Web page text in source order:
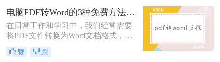
题。
电脑PDF转Word的3种免费方法实测：含效果对比与适用场景说明！
在日常工作和学习中，我们经常需要
将PDF文件转换为Word文档格式，以
便进行编辑和修改。那么电脑pdf怎么
转word文档格式免费呢？本文将介绍
赞 踩